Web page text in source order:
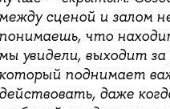
между сценой и залом
понимаешь, что
мы увидели, выходит
который поднимает
действовать, даже